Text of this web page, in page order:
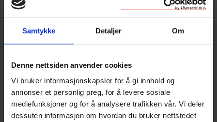
Samtykke Detaljer Om
Denne nettsiden anvender cookies
Vi bruker informasjonskapsler for å gi innhold og
annonser et personlig preg, for å levere sosiale
mediefunksjoner og for å analysere trafikken vår. Vi deler
dessuten informasjon om hvordan du bruker nettstedet